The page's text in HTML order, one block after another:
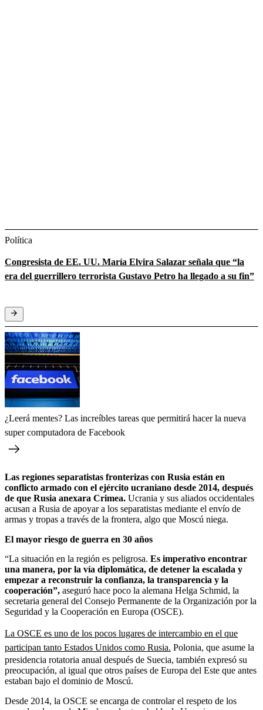
Política
Congresista de EE. UU. María Elvira Salazar señala que “la
era del guerrillero terrorista Gustavo Petro ha llegado a su fin”
¿Leerá mentes? Las increíbles tareas que permitirá hacer la nueva
super computadora de Facebook
Las regiones separatistas fronterizas con Rusia están en
conflicto armado con el ejército ucraniano desde 2014, después
de que Rusia anexara Crimea. Ucrania y sus aliados occidentales
acusan a Rusia de apoyar a los separatistas mediante el envío de
armas y tropas a través de la frontera, algo que Moscú niega.
El mayor riesgo de guerra en 30 años
“La situación en la región es peligrosa. Es imperativo encontrar
una manera, por la vía diplomática, de detener la escalada y
empezar a reconstruir la confianza, la transparencia y la
cooperación”, aseguró hace poco la alemana Helga Schmid, la
secretaria general del Consejo Permanente de la Organización por la
Seguridad y la Cooperación en Europa (OSCE).
La OSCE es uno de los pocos lugares de intercambio en el que
participan tanto Estados Unidos como Rusia. Polonia, que asume la
presidencia rotatoria anual después de Suecia, también expresó su
preocupación, al igual que otros países de Europa del Este que antes
estaban bajo el dominio de Moscú.
Desde 2014, la OSCE se encarga de controlar el respeto de los